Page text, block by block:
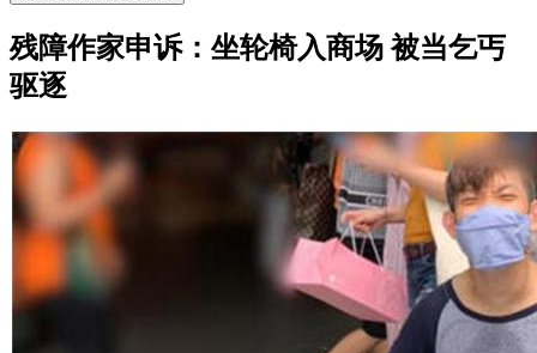
残障作家申诉：坐轮椅入商场 被当乞丐
驱逐